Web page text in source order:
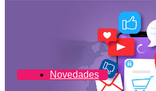
Novedades